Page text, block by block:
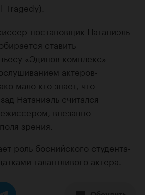
Tragedy).
постановщик Натаниэль
ставить
«Эдипов комплекс»
актеров-
мало кто знает, что
Натаниэль считался
внезапно
зрения.
роль боснийского студента-
талантливого актера.